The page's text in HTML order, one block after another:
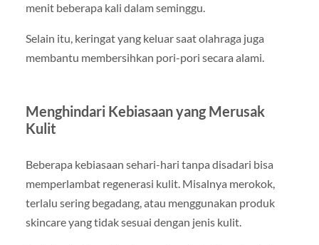
menit beberapa kali dalam seminggu.
Selain itu, keringat yang keluar saat olahraga juga
membantu membersihkan pori-pori secara alami.
Menghindari Kebiasaan yang Merusak
Kulit
Beberapa kebiasaan sehari-hari tanpa disadari bisa
memperlambat regenerasi kulit. Misalnya merokok,
terlalu sering begadang, atau menggunakan produk
skincare yang tidak sesuai dengan jenis kulit.